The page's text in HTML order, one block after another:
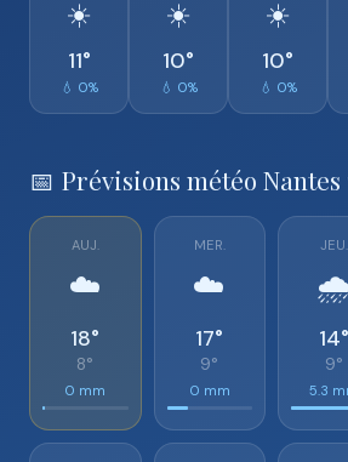
☀️
11°
💧 0%
☀️
10°
💧 0%
☀️
10°
💧 0%
📅 Prévisions météo Nantes
AUJ.
☁️
18°
8°
0 mm
MER.
☁️
17°
9°
0 mm
JEU.
🌧️
14°
9°
5.3